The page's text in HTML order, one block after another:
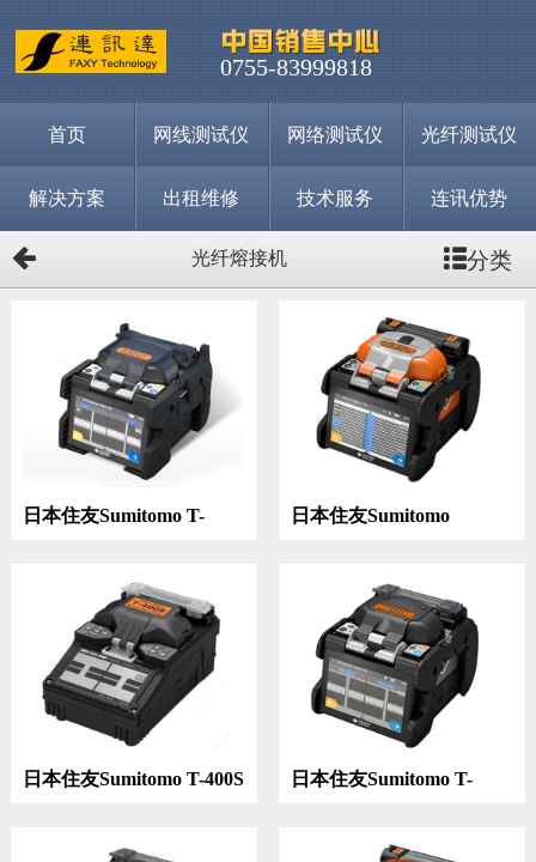
0755-83999818
首页 网线测试仪 网络测试仪 光纤测试仪
解决方案 出租维修 技术服务 连讯优势
光纤熔接机 分类
日本住友Sumitomo T-
日本住友Sumitomo
日本住友Sumitomo T-400S
日本住友Sumitomo T-